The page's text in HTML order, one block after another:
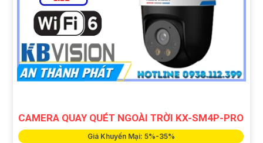
CAMERA QUAY QUÉT NGOÀI TRỜI KX-SM4P-PRO
Giá Khuyến Mại: 5%-35%